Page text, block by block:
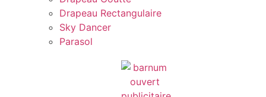
Drapeau Rectangulaire
Sky Dancer
Parasol